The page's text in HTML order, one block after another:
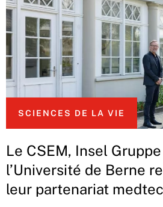
SCIENCES DE LA VIE
Le CSEM, Insel
l’Université de Berne
leur partenariat